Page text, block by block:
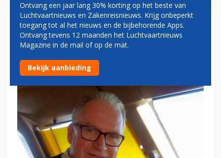
HERMAN MATEBOER: KLARE
TAAL
Ontvang een jaar lang 30% korting op het beste van
Luchtvaartnieuws en Zakenreisnieuws. Krijg onbeperkt
toegang tot al het nieuws en de bijbehorende Apps.
Ontvang tevens 12 maanden het Luchtvaartnieuws
Magazine in de mail of op de mat.
Bekijk aanbieding